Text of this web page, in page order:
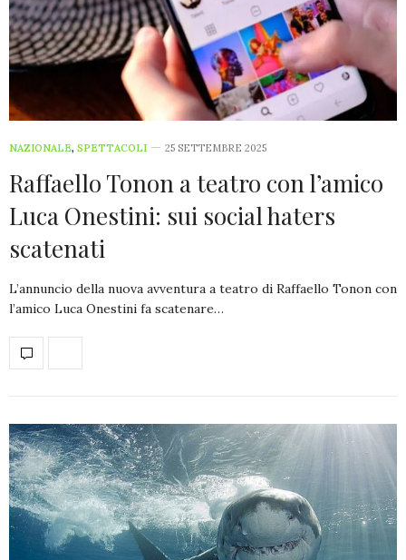
NAZIONALE, SPETTACOLI 25 SETTEMBRE 2025
Raffaello Tonon a teatro con l’amico
Luca Onestini: sui social haters
scatenati
L’annuncio della nuova avventura a teatro di Raffaello Tonon con
l’amico Luca Onestini fa scatenare…